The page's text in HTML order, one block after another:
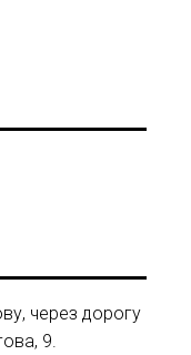
через дорогу
9.